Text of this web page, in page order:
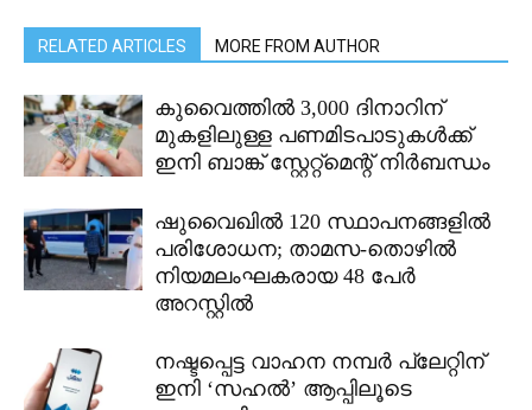
RELATED ARTICLES MORE FROM AUTHOR
കുവൈത്തിൽ 3,000 ദിനാറിന്
മുകളിലുള്ള പണമിടപാടുകൾക്ക്
ഇനി ബാങ്ക് സ്റ്റേറ്റ്മെന്റ് നിർബന്ധം
ഷുവൈഖിൽ 120 സ്ഥാപനങ്ങളിൽ
പരിശോധന; താമസ-തൊഴിൽ
നിയമലംഘകരായ 48 പേർ
അറസ്റ്റിൽ
നഷ്ടപ്പെട്ട വാഹന നമ്പർ പ്ലേറ്റിന്
ഇനി ‘സഹൽ’ ആപ്പിലൂടെ